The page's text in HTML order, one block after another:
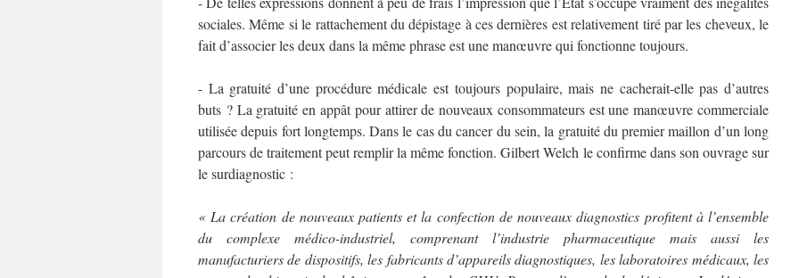
sociales. Même si le rattachement du dépistage à ces dernières est relativement tiré par les cheveux, le
fait d’associer les deux dans la même phrase est une manœuvre qui fonctionne toujours.
- La gratuité d’une procédure médicale est toujours populaire, mais ne cacherait-elle pas d’autres
buts ? La gratuité en appât pour attirer de nouveaux consommateurs est une manœuvre commerciale
utilisée depuis fort longtemps. Dans le cas du cancer du sein, la gratuité du premier maillon d’un long
parcours de traitement peut remplir la même fonction. Gilbert Welch le confirme dans son ouvrage sur
le surdiagnostic :
« La création de nouveaux patients et la confection de nouveaux diagnostics profitent à l’ensemble
du complexe médico-industriel, comprenant l’industrie pharmaceutique mais aussi les
manufacturiers de dispositifs, les fabricants d’appareils diagnostiques, les laboratoires médicaux, les